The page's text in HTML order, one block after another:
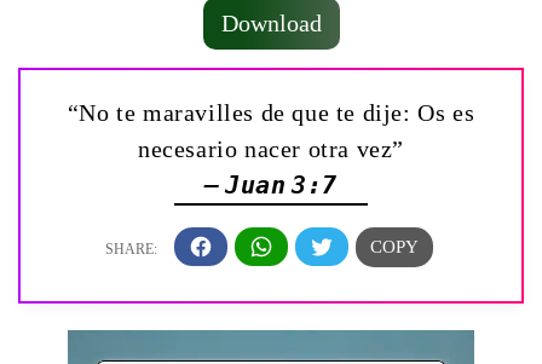
Download
“No te maravilles de que te dije: Os es
necesario nacer otra vez”
— Juan 3:7